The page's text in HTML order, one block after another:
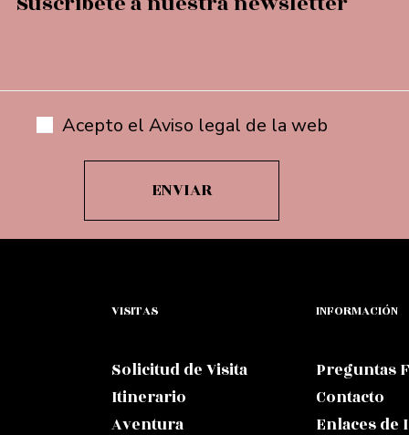
Acepto el Aviso legal de la web
VISITAS
Solicitud de Visita
Itinerario
Aventura
INFORMACIÓN
Preguntas
Contacto
Enlaces de